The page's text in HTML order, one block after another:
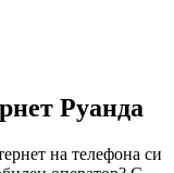
Руанда
на телефона си